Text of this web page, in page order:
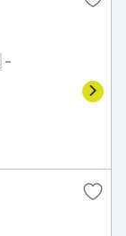
－